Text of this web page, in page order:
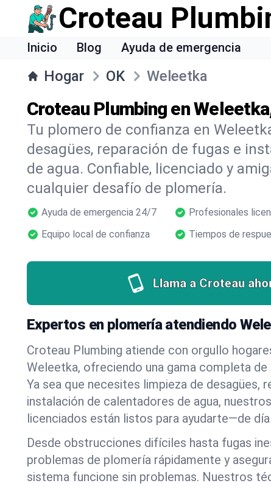
Croteau
Inicio Blog Ayuda de emergencia
Hogar OK Weleetka
Croteau Plumbing en
Tu plomero de confianza en
desagües, reparación de fugas e
de agua. Confiable, licenciado y
cualquier desafío de plomería.
Ayuda de emergencia 24/7 Profesionales
Equipo local de confianza
Tiempos de
Llama a Croteau
Expertos en plomería atendiendo
Croteau Plumbing atiende con orgullo
Weleetka, ofreciendo una gama completa
Ya sea que necesites limpieza de desagües,
instalación de calentadores de agua,
licenciados están listos para ayudarte—de
Desde obstrucciones difíciles hasta fugas
problemas de plomería rápidamente y
sistema funcione sin problemas. Nuestros